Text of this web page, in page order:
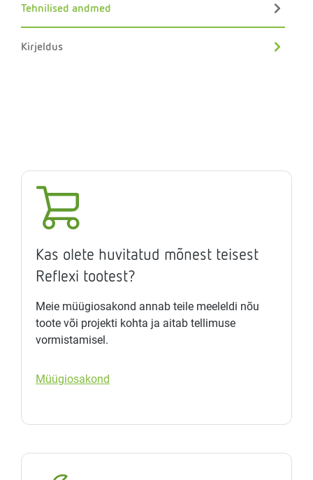
Tehnilised andmed
Kirjeldus
Kas olete huvitatud mõnest teisest
Reflexi tootest?
Meie müügiosakond annab teile meeleldi nõu
toote või projekti kohta ja aitab tellimuse
vormistamisel.
Müügiosakond